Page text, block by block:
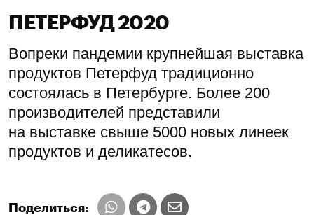
ПЕТЕРФУД 2020
Вопреки пандемии крупнейшая выставка
продуктов Петерфуд традиционно
состоялась в Петербурге. Более 200
производителей представили
на выставке свыше 5000 новых линеек
продуктов и деликатесов.
Поделиться: